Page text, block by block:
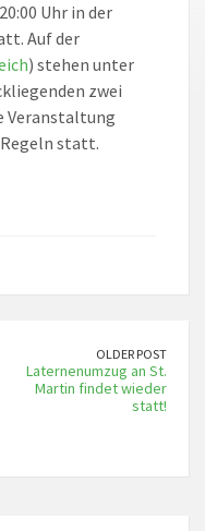
Uhr in der
Auf der
) stehen unter
zwei
Veranstaltung
statt.
OLDER POST
Laternenumzug an St.
Martin findet wieder
statt!